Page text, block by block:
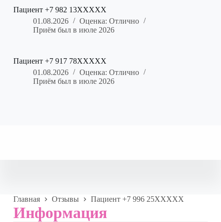
Пациент +7 982 13XXXXX
01.08.2026
Оценка: Отлично
Приём был в июле 2026
Пациент +7 917 78XXXXX
01.08.2026
Оценка: Отлично
Приём был в июле 2026
Главная Отзывы Пациент +7 996 25XXXXX
Информация